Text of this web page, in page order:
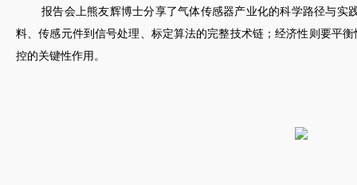
报告会上熊友辉博士分享了气体传感器产业化的科学路径与
料、传感元件到信号处理、标定算法的完整技术链；经济性则要平
控的关键性作用。